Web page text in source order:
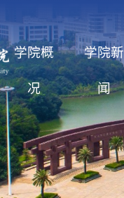
学院概
况
学院新
闻